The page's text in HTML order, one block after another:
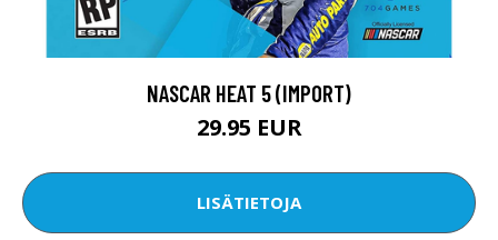
NASCAR HEAT 5 (IMPORT)
29.95 EUR
LISÄTIETOJA